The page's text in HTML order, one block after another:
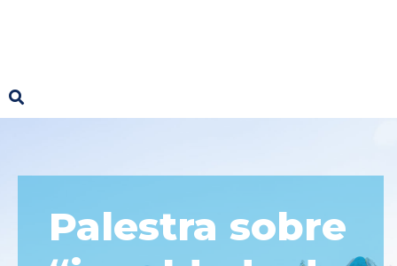
Palestra sobre